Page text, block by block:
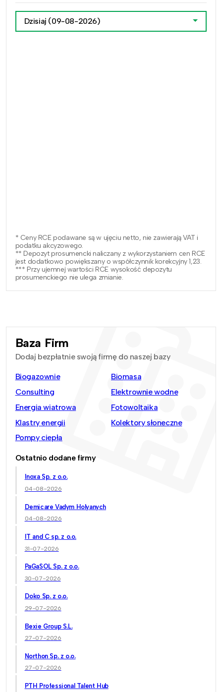
Dzisiaj (09-08-2026)
* Ceny RCE podawane są w ujęciu netto, nie zawierają VAT i
podatku akcyzowego.
** Depozyt prosumencki naliczany z wykorzystaniem cen RCE
jest dodatkowo powiększany o współczynnik korekcyjny 1,23.
*** Przy ujemnej wartości RCE wysokość depozytu
prosumenckiego nie ulega zmianie.
Baza Firm
Dodaj bezpłatnie swoją firmę do naszej bazy
Biogazownie
Biomasa
Consulting
Elektrownie wodne
Energia wiatrowa
Fotowoltaika
Klastry energii
Kolektory słoneczne
Pompy ciepła
Ostatnio dodane firmy
Inoxa Sp. z o.o.
04-08-2026
Demicare Vadym Holyanych
04-08-2026
IT and C sp. z o.o.
31-07-2026
PaGaSOL Sp. z o.o.
30-07-2026
Doko Sp. z o.o.
29-07-2026
Bexie Group S.L.
27-07-2026
Northon Sp. z o.o.
27-07-2026
PTH Professional Talent Hub